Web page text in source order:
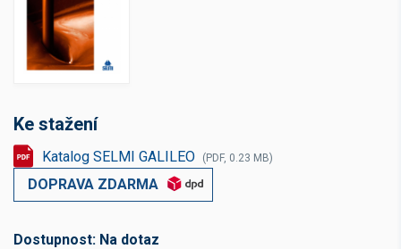
Ke stažení
Katalog SELMI GALILEO (PDF, 0.23 MB)
DOPRAVA ZDARMA
Dostupnost: Na dotaz